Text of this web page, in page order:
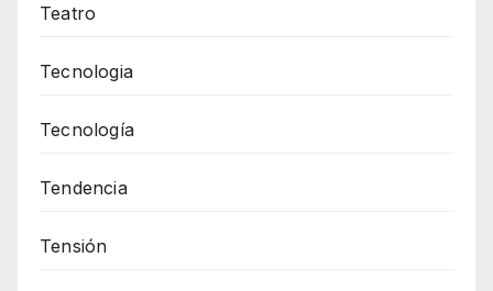
Teatro
Tecnologia
Tecnología
Tendencia
Tensión